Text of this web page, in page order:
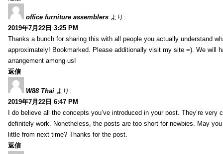
office furniture assemblers より:
2019年7月22日 3:25 PM
Thanks a bunch for sharing this with all people you actually understand
approximately! Bookmarked. Please additionally visit my site =). We will
arrangement among us!
返信
W88 Thai より:
2019年7月22日 6:47 PM
I do believe all the concepts you’ve introduced in your post. They’re very
definitely work. Nonetheless, the posts are too short for newbies. May
little from next time? Thanks for the post.
返信